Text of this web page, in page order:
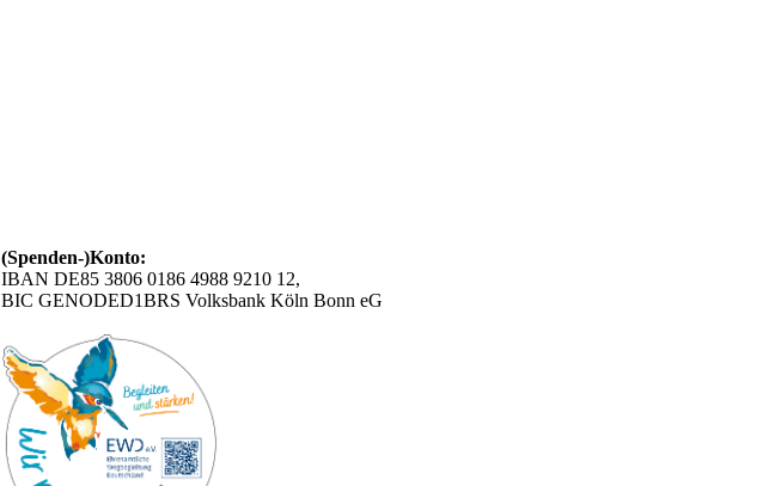
(Spenden-)Konto:
IBAN DE85 3806 0186 4988 9210 12,
BIC GENODED1BRS Volksbank Köln Bonn eG